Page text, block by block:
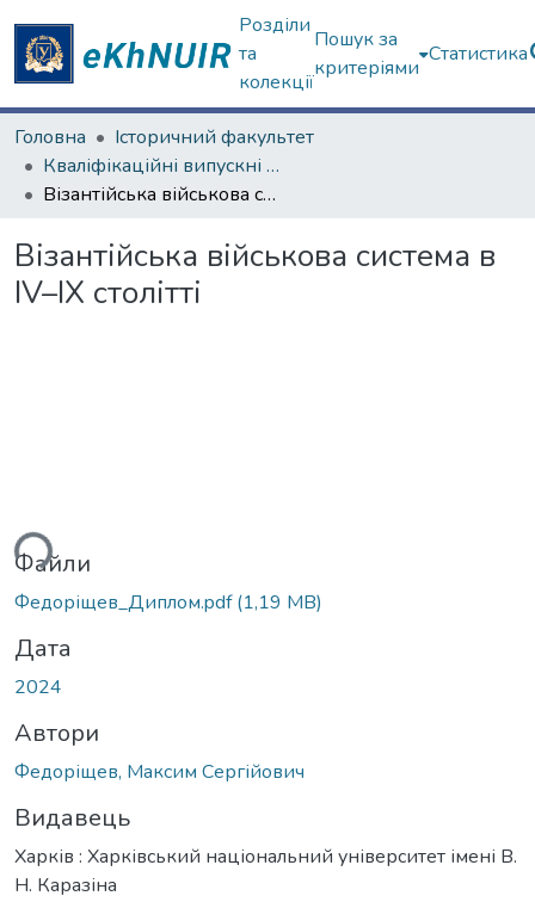
Розділи
та
колекції
Пошук за
критеріями
Статистика
Головна
Історичний факультет
Кваліфікаційні випускні роботи бакалаврів. Історичний факультет
Візантійська військова система в ІV–ІХ столітті
Візантійська військова система в
ІV–ІХ столітті
Файли
Федоріщев_Диплом.pdf(1,19 MB)
Дата
2024
Автори
Федоріщев, Максим Сергійович
Видавець
Харків : Харківський національний університет імені В.
Н. Каразіна